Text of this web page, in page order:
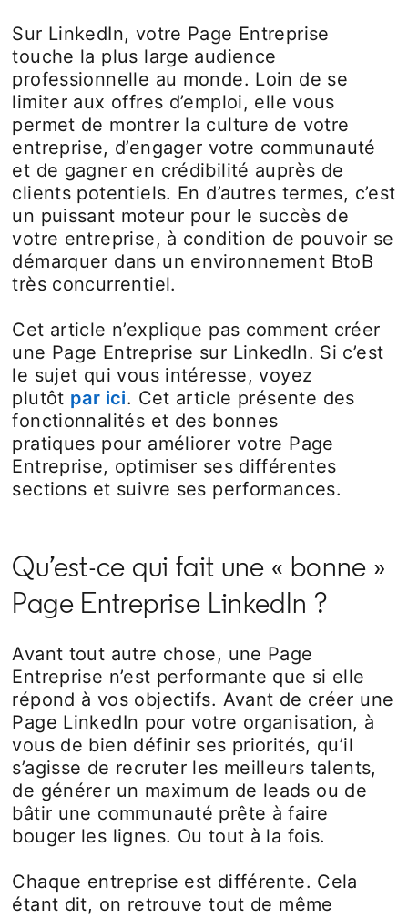
Sur LinkedIn, votre Page Entreprise
touche la plus large audience
professionnelle au monde. Loin de se
limiter aux offres d’emploi, elle vous
permet de montrer la culture de votre
entreprise, d’engager votre communauté
et de gagner en crédibilité auprès de
clients potentiels. En d’autres termes, c’est
un puissant moteur pour le succès de
votre entreprise, à condition de pouvoir se
démarquer dans un environnement BtoB
très concurrentiel.
Cet article n’explique pas comment créer
une Page Entreprise sur LinkedIn. Si c’est
le sujet qui vous intéresse, voyez
plutôt par ici. Cet article présente des
fonctionnalités et des bonnes
pratiques pour améliorer votre Page
Entreprise, optimiser ses différentes
sections et suivre ses performances.
Qu’est-ce qui fait une « bonne »
Page Entreprise LinkedIn ?
Avant tout autre chose, une Page
Entreprise n’est performante que si elle
répond à vos objectifs. Avant de créer une
Page LinkedIn pour votre organisation, à
vous de bien définir ses priorités, qu’il
s’agisse de recruter les meilleurs talents,
de générer un maximum de leads ou de
bâtir une communauté prête à faire
bouger les lignes. Ou tout à la fois.
Chaque entreprise est différente. Cela
étant dit, on retrouve tout de même